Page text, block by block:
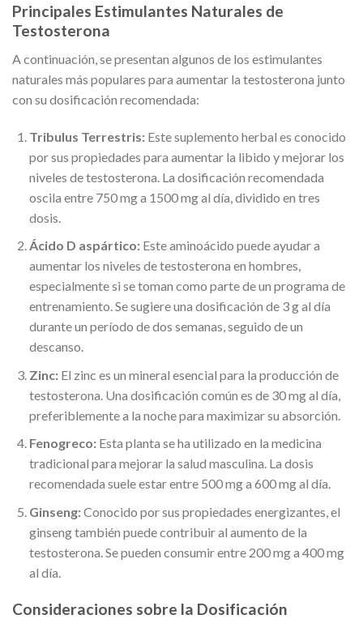
Principales Estimulantes Naturales de
Testosterona
A continuación, se presentan algunos de los estimulantes
naturales más populares para aumentar la testosterona junto
con su dosificación recomendada:
Tribulus Terrestris:Este suplemento herbal es conocido
por sus propiedades para aumentar la libido y mejorar los
niveles de testosterona. La dosificación recomendada
oscila entre 750 mg a 1500 mg al día, dividido en tres
dosis.
Ácido D aspártico:Este aminoácido puede ayudar a
aumentar los niveles de testosterona en hombres,
especialmente si se toman como parte de un programa de
entrenamiento. Se sugiere una dosificación de 3 g al día
durante un período de dos semanas, seguido de un
descanso.
Zinc:El zinc es un mineral esencial para la producción de
testosterona. Una dosificación común es de 30 mg al día,
preferiblemente a la noche para maximizar su absorción.
Fenogreco:Esta planta se ha utilizado en la medicina
tradicional para mejorar la salud masculina. La dosis
recomendada suele estar entre 500 mg a 600 mg al día.
Ginseng:Conocido por sus propiedades energizantes, el
ginseng también puede contribuir al aumento de la
testosterona. Se pueden consumir entre 200 mg a 400 mg
al día.
Consideraciones sobre la Dosificación